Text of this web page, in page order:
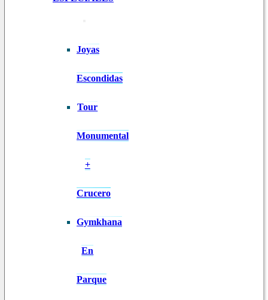
Joyas
Escondidas
Tour
Monumental
+
Crucero
Gymkhana
En
Parque